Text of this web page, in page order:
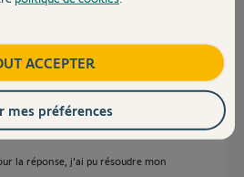
y a environ un an
la réponse, j'ai pu résoudre mon
ACCEPTER
mes préférences